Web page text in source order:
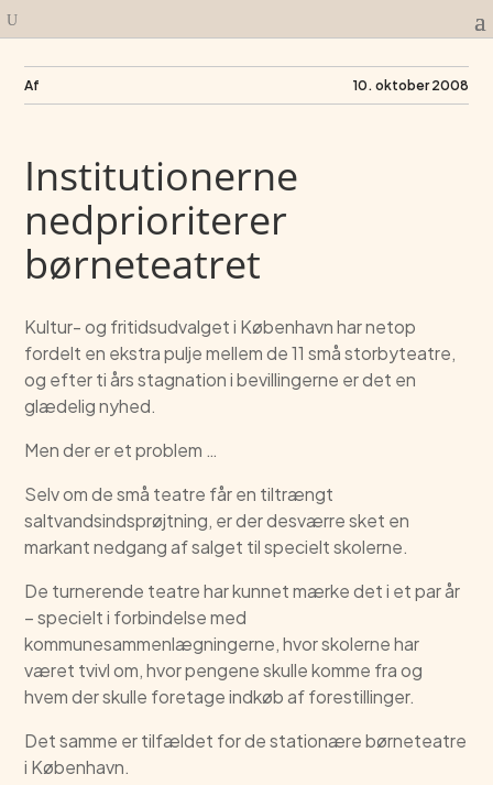
Af 10. oktober 2008
Institutionerne
nedprioriterer
børneteatret
Kultur- og fritidsudvalget i København har netop
fordelt en ekstra pulje mellem de 11 små storbyteatre,
og efter ti års stagnation i bevillingerne er det en
glædelig nyhed.
Men der er et problem …
Selv om de små teatre får en tiltrængt
saltvandsindsprøjtning, er der desværre sket en
markant nedgang af salget til specielt skolerne.
De turnerende teatre har kunnet mærke det i et par år
– specielt i forbindelse med
kommunesammenlægningerne, hvor skolerne har
været tvivl om, hvor pengene skulle komme fra og
hvem der skulle foretage indkøb af forestillinger.
Det samme er tilfældet for de stationære børneteatre
i København.